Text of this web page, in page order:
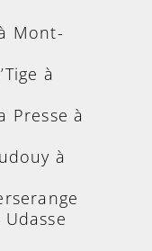
Mont-
à
Presse à
à